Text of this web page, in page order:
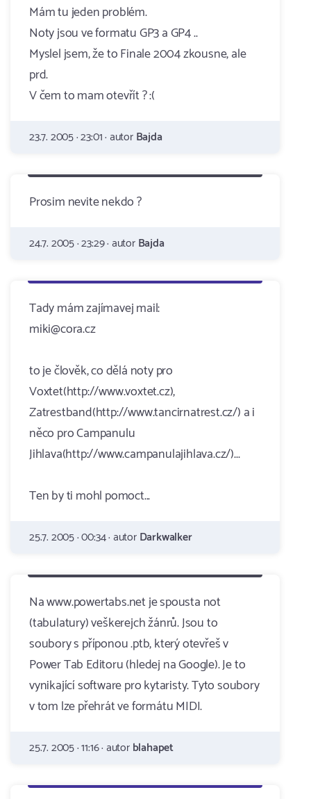
Mám tu jeden problém.
Noty jsou ve formatu GP3 a GP4 ..
Myslel jsem, že to Finale 2004 zkousne, ale
prd.
V čem to mam otevřít ? :(
23.7. 2005 · 23:01 · autorBajda
Prosim nevite nekdo ?
24.7. 2005 · 23:29 · autorBajda
Tady mám zajímavej mail:
miki@cora.cz
to je člověk, co dělá noty pro
Voxtet(http://www.voxtet.cz),
Zatrestband(http://www.tancirnatrest.cz/) a i
něco pro Campanulu
Jihlava(http://www.campanulajihlava.cz/)...
Ten by ti mohl pomoct...
25.7. 2005 · 00:34 · autorDarkwalker
Na www.powertabs.net je spousta not
(tabulatury) veškerejch žánrů. Jsou to
soubory s příponou .ptb, který otevřeš v
Power Tab Editoru (hledej na Google). Je to
vynikající software pro kytaristy. Tyto soubory
v tom lze přehrát ve formátu MIDI.
25.7. 2005 · 11:16 · autorblahapet